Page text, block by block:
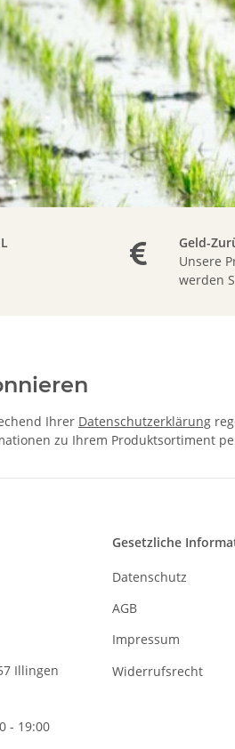
Geld-
Unsere
werden
Ihrer Datenschutzerklärung
zu Ihrem Produktsortiment
Illingen
- 19:00
Gesetzliche
Datenschutz
AGB
Impressum
Widerrufsrecht